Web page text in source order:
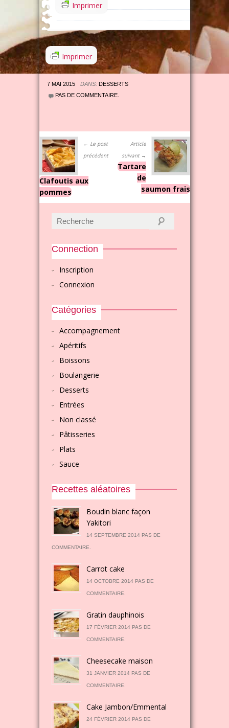
Imprimer
Imprimer
7 MAI 2015 DANS: DESSERTS
PAS DE COMMENTAIRE.
← Le post
précédent
Clafoutis aux
pommes
Article
suivant →
Tartare
de
saumon frais
Connection
Inscription
Connexion
Catégories
Accompagnement
Apéritifs
Boissons
Boulangerie
Desserts
Entrées
Non classé
Pâtisseries
Plats
Sauce
Recettes aléatoires
Boudin blanc façon
Yakitori
14 SEPTEMBRE 2014 PAS DE
COMMENTAIRE.
Carrot cake
14 OCTOBRE 2014 PAS DE
COMMENTAIRE.
Gratin dauphinois
17 FÉVRIER 2014 PAS DE
COMMENTAIRE.
Cheesecake maison
31 JANVIER 2014 PAS DE
COMMENTAIRE.
Cake Jambon/Emmental
24 FÉVRIER 2014 PAS DE